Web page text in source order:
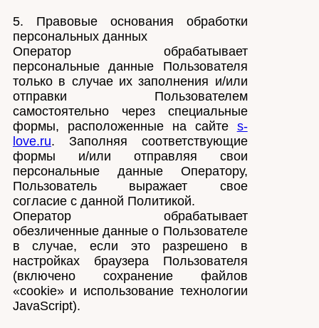
5. Правовые основания обработки
персональных данных
Оператор обрабатывает
персональные данные Пользователя
только в случае их заполнения и/или
отправки Пользователем
самостоятельно через специальные
формы, расположенные на сайте s-
love.ru. Заполняя соответствующие
формы и/или отправляя свои
персональные данные Оператору,
Пользователь выражает свое
согласие с данной Политикой.
Оператор обрабатывает
обезличенные данные о Пользователе
в случае, если это разрешено в
настройках браузера Пользователя
(включено сохранение файлов
«cookie» и использование технологии
JavaScript).